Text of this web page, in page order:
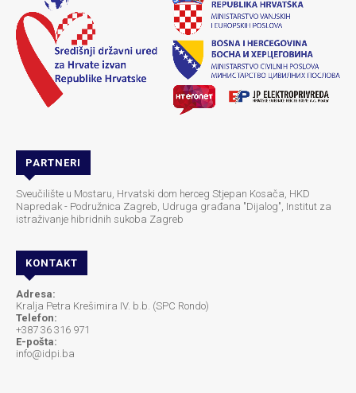
PARTNERI
Sveučilište u Mostaru, Hrvatski dom herceg Stjepan Kosača, HKD
Napredak - Podružnica Zagreb, Udruga građana "Dijalog", Institut za
istraživanje hibridnih sukoba Zagreb
KONTAKT
Adresa:
Kralja Petra Krešimira IV. b.b. (SPC Rondo)
Telefon:
+387 36 316 971
E-pošta:
info@idpi.ba